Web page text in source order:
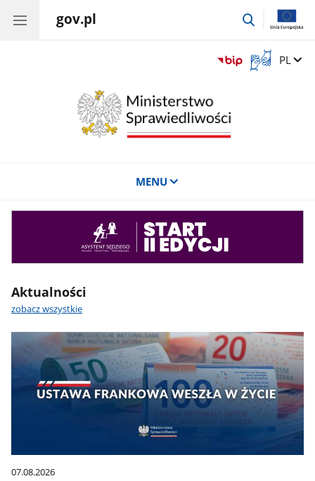
gov.pl
przejdź
Otwórz
okno
Zmień
PL
MENU
Aktualności
zobacz wszystkie
07.08.2026